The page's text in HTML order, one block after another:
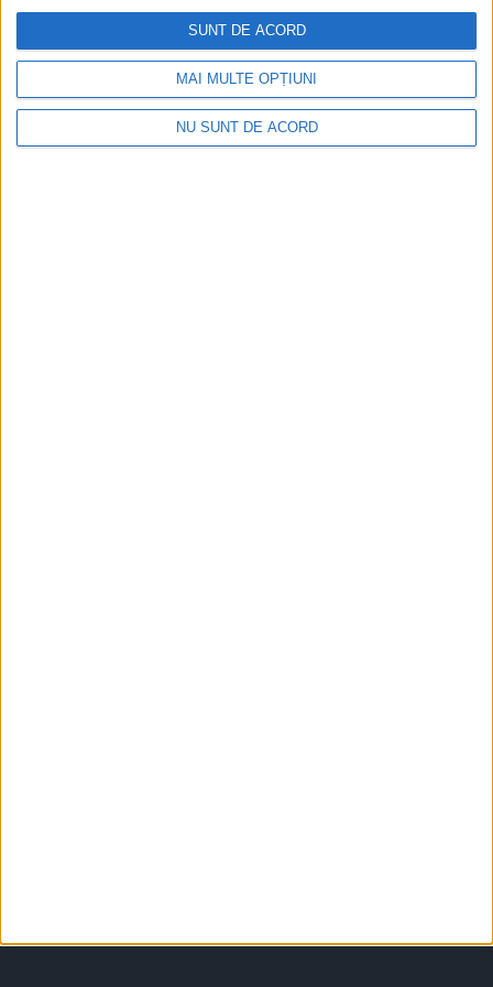
MAI MULTE OPȚIUNI
NU SUNT DE ACORD
SUNT DE ACORD